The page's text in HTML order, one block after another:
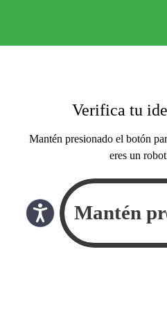
Verifica tu
Mantén presionado el botón
eres un